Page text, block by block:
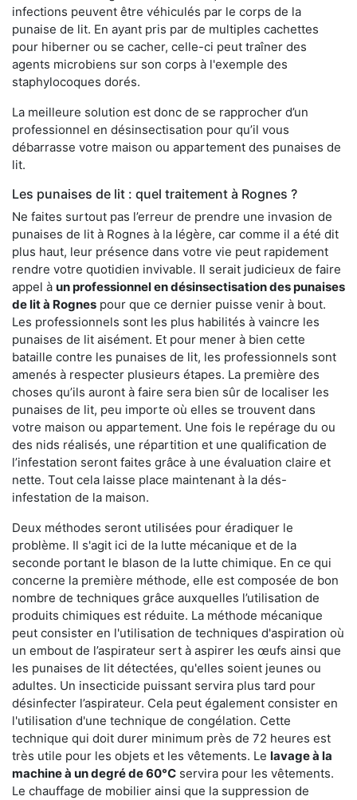
infections peuvent être véhiculés par le corps de la
punaise de lit. En ayant pris par de multiples cachettes
pour hiberner ou se cacher, celle-ci peut traîner des
agents microbiens sur son corps à l'exemple des
staphylocoques dorés.
La meilleure solution est donc de se rapprocher d’un
professionnel en désinsectisation pour qu’il vous
débarrasse votre maison ou appartement des punaises de
lit.
Les punaises de lit : quel traitement à Rognes ?
Ne faites surtout pas l’erreur de prendre une invasion de
punaises de lit à Rognes à la légère, car comme il a été dit
plus haut, leur présence dans votre vie peut rapidement
rendre votre quotidien invivable. Il serait judicieux de faire
appel à un professionnel en désinsectisation des punaises
de lit à Rognes pour que ce dernier puisse venir à bout.
Les professionnels sont les plus habilités à vaincre les
punaises de lit aisément. Et pour mener à bien cette
bataille contre les punaises de lit, les professionnels sont
amenés à respecter plusieurs étapes. La première des
choses qu’ils auront à faire sera bien sûr de localiser les
punaises de lit, peu importe où elles se trouvent dans
votre maison ou appartement. Une fois le repérage du ou
des nids réalisés, une répartition et une qualification de
l’infestation seront faites grâce à une évaluation claire et
nette. Tout cela laisse place maintenant à la dés-
infestation de la maison.
Deux méthodes seront utilisées pour éradiquer le
problème. Il s'agit ici de la lutte mécanique et de la
seconde portant le blason de la lutte chimique. En ce qui
concerne la première méthode, elle est composée de bon
nombre de techniques grâce auxquelles l’utilisation de
produits chimiques est réduite. La méthode mécanique
peut consister en l'utilisation de techniques d'aspiration où
un embout de l’aspirateur sert à aspirer les œufs ainsi que
les punaises de lit détectées, qu'elles soient jeunes ou
adultes. Un insecticide puissant servira plus tard pour
désinfecter l’aspirateur. Cela peut également consister en
l'utilisation d'une technique de congélation. Cette
technique qui doit durer minimum près de 72 heures est
très utile pour les objets et les vêtements. Le lavage à la
machine à un degré de 60°C servira pour les vêtements.
Le chauffage de mobilier ainsi que la suppression de